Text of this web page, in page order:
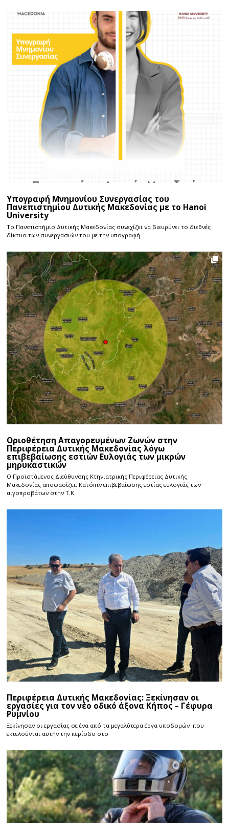
Υπογραφή Μνημονίου Συνεργασίας του
Πανεπιστημίου Δυτικής Μακεδονίας με το Hanoi
University
Το Πανεπιστήμιο Δυτικής Μακεδονίας συνεχίζει να διευρύνει το διεθνές
δίκτυο των συνεργασιών του με την υπογραφή
Οριοθέτηση Απαγορευμένων Ζωνών στην
Περιφέρεια Δυτικής Μακεδονίας λόγω
επιβεβαίωσης εστιών Ευλογιάς των μικρών
μηρυκαστικών
Ο Προϊστάμενος Διεύθυνσης Κτηνιατρικής Περιφέρειας Δυτικής
Μακεδονίας αποφασίζει: Κατόπιν επιβεβαίωσης εστίας ευλογιάς των
αιγοπροβάτων στην Τ.Κ.
Περιφέρεια Δυτικής Μακεδονίας: Ξεκίνησαν οι
εργασίες για τον νέο οδικό άξονα Κήπος – Γέφυρα
Ρυμνίου
Ξεκίνησαν οι εργασίας σε ένα από τα μεγαλύτερα έργα υποδομών που
εκτελούνται αυτήν την περίοδο στο